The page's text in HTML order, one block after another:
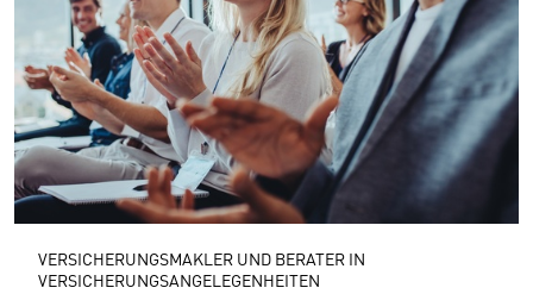
VERSICHERUNGSMAKLER UND BERATER IN
VERSICHERUNGSANGELEGENHEITEN